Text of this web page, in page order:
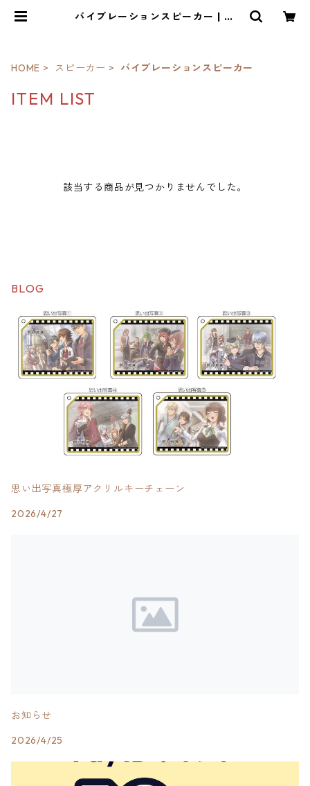
バイブレーションスピーカー | ｉ
HOME スピーカー バイブレーションスピーカー
ITEM LIST
該当する商品が見つかりませんでした。
BLOG
思い出写真極厚アクリルキーチェーン
2026/4/27
お知らせ
2026/4/25